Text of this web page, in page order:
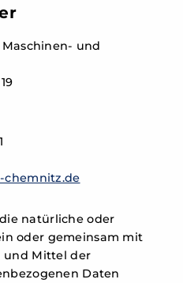
und
chemnitz.de
natürliche oder
oder gemeinsam mit
und Mittel der
Daten